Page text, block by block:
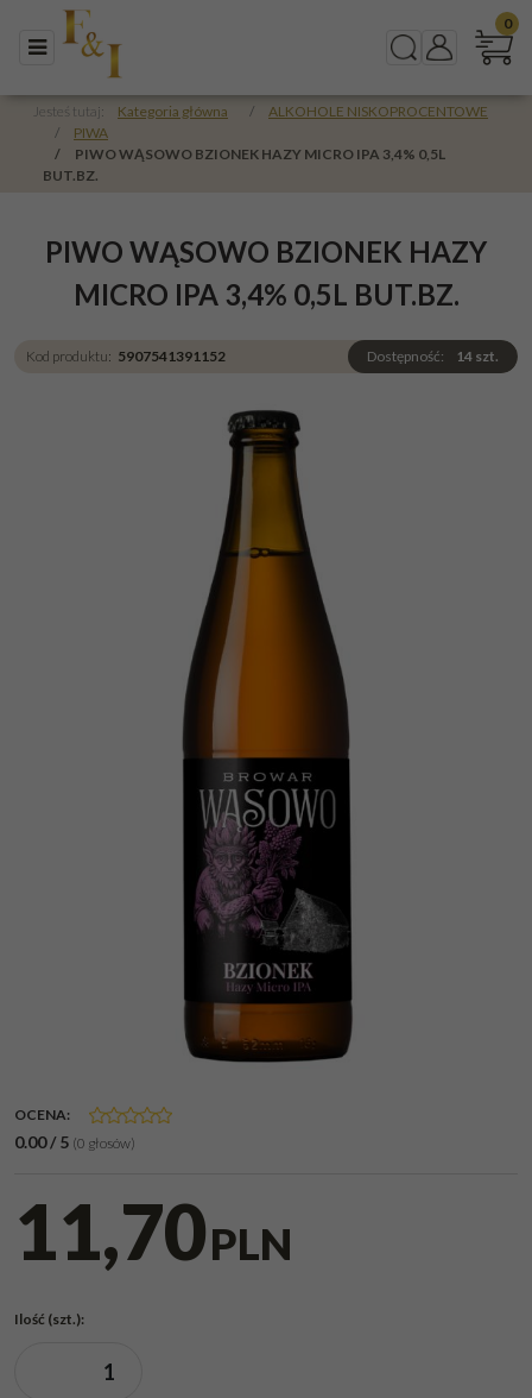
Menu SzukajPanel
0
Jesteś tutaj: Kategoria główna /
ALKOHOLE NISKOPROCENTOWE
/
PIWA
/
PIWO WĄSOWO BZIONEK HAZY MICRO IPA 3,4% 0,5L
BUT.BZ.
PIWO WĄSOWO BZIONEK HAZY
MICRO IPA 3,4% 0,5L BUT.BZ.
Kod produktu: 5907541391152 Dostępność: 14 szt.
OCENA:
0.00/5 (0 głosów)
11,70PLN
Ilość (szt.):